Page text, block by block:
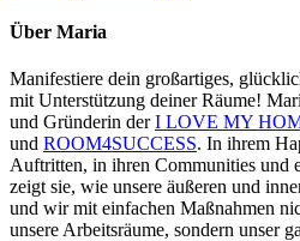
Über Maria
Manifestiere dein großartiges,
mit Unterstützung deiner Räume!
und Gründerin derI LOVE MY
und ROOM4SUCCESS. In ihrem
Auftritten, in ihren Communities und
zeigt sie, wie unsere äußeren und
und wir mit einfachen Maßnahmen
unsere Arbeitsräume, sondern unser